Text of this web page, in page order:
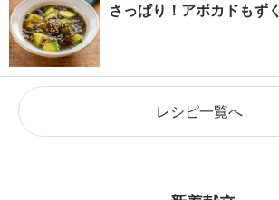
さっぱり！アボカドもずく
レシピ一覧へ